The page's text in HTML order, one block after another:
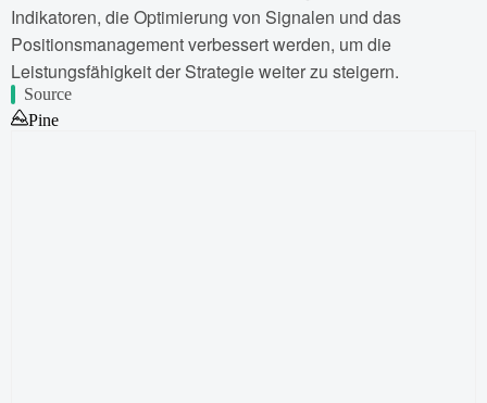
Indikatoren, die Optimierung von Signalen und das
Positionsmanagement verbessert werden, um die
Leistungsfähigkeit der Strategie weiter zu steigern.
Source
Pine